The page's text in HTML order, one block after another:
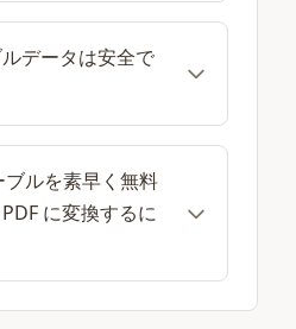
データは安全で
ルを素早く無料
に変換するに